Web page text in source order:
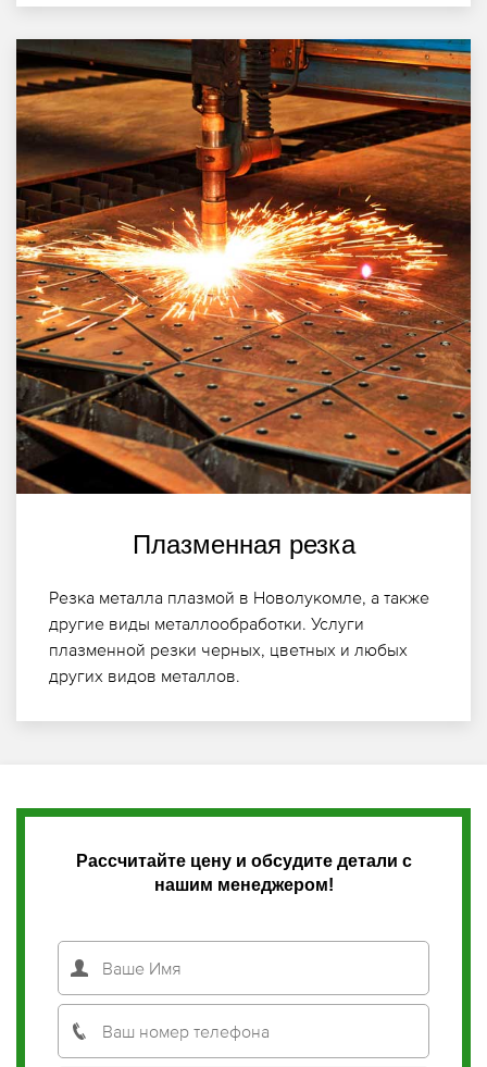
Плазменная резка
Резка металла плазмой в Новолукомле, а также
другие виды металлообработки. Услуги
плазменной резки черных, цветных и любых
других видов металлов.
Рассчитайте цену и обсудите детали с
нашим менеджером!